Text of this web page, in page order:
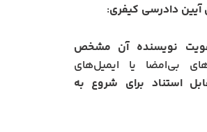
:
نویسنده آن مشخص
بی‌امضا یا ایمیل‌های
استناد برای شروع به